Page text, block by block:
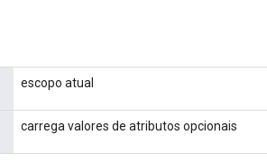
escopo atual
carrega valores de atributos opcionais